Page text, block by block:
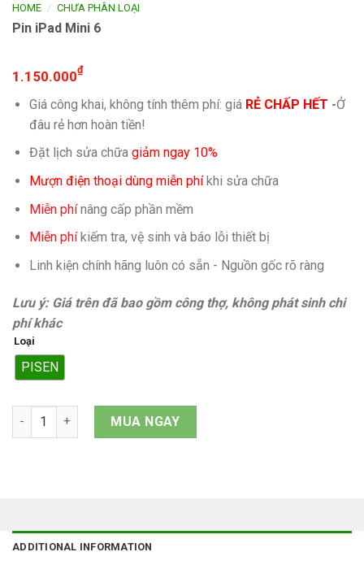
HOME / CHƯA PHÂN LOẠI
Pin iPad Mini 6
1.150.000₫
Giá công khai, không tính thêm phí: giá RẺ CHẤP HẾT -Ở
đâu rẻ hơn hoàn tiền!
Đặt lịch sửa chữa giảm ngay 10%
Mượn điện thoại dùng miễn phíkhi sửa chữa
Miễn phínâng cấp phần mềm
Miễn phíkiếm tra, vệ sinh và báo lỗi thiết bị
Linh kiện chính hãng luôn có sẵn - Nguồn gốc rõ ràng
Lưu ý: Giá trên đã bao gồm công thợ, không phát sinh chi
phí khác
Loại
PISEN
Pin iPad Mini 6 quantityMUA NGAY
ADDITIONAL INFORMATION